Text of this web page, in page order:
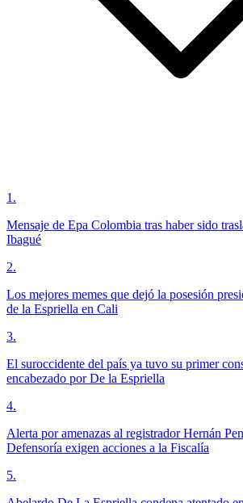
1 .
Mensaje de Epa Colombia tras haber sido
Ibagué
2.
Los mejores memes que dejó la posesión
de la Espriella en Cali
3.
El suroccidente del país ya tuvo su primer
encabezado por De la Espriella
4.
Alerta por amenazas al registrador Hernán
Defensoría exigen acciones a la Fiscalía
5.